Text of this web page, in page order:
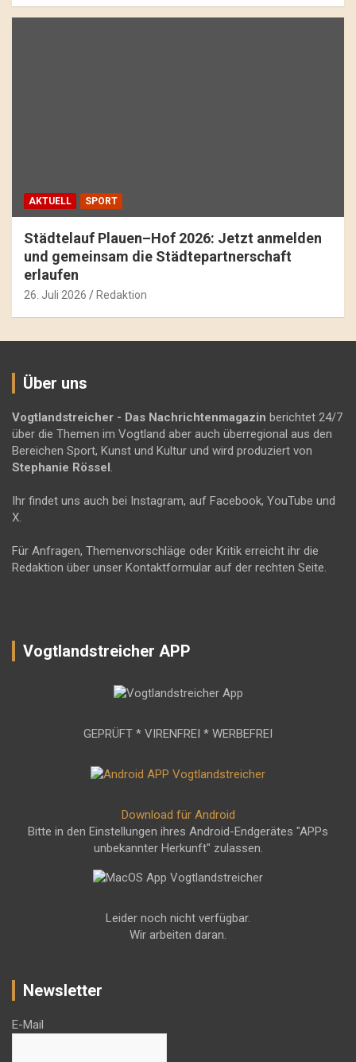
AKTUELL SPORT
Städtelauf Plauen–Hof 2026: Jetzt anmelden
und gemeinsam die Städtepartnerschaft
erlaufen
26. Juli 2026 Redaktion
Über uns
Vogtlandstreicher - Das Nachrichtenmagazin berichtet 24/7
über die Themen im Vogtland aber auch überregional aus den
Bereichen Sport, Kunst und Kultur und wird produziert von
Stephanie Rössel.
Ihr findet uns auch bei Instagram, auf Facebook, YouTube und
X.
Für Anfragen, Themenvorschläge oder Kritik erreicht ihr die
Redaktion über unser Kontaktformular auf der rechten Seite.
Vogtlandstreicher APP
GEPRÜFT * VIRENFREI * WERBEFREI
Download für Android
Bitte in den Einstellungen ihres Android-Endgerätes "APPs
unbekannter Herkunft" zulassen.
Leider noch nicht verfügbar.
Wir arbeiten daran.
Newsletter
E-Mail